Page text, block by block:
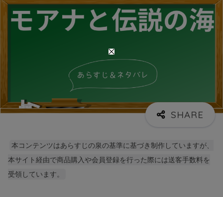
本コンテンツはあらすじの泉の基準に基づき制作していますが、
本サイト経由で商品購入や会員登録を行った際には送客手数料を
受領しています。